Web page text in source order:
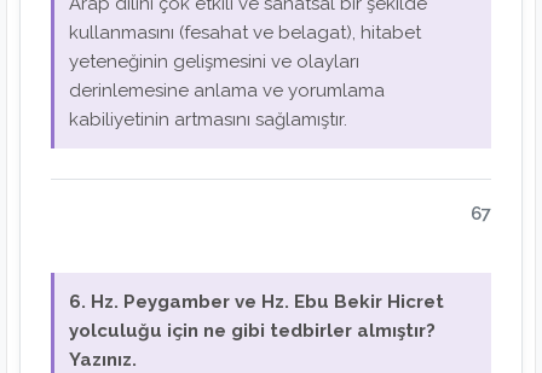
kullanmasını (fesahat ve belagat), hitabet
yeteneğinin gelişmesini ve olayları
derinlemesine anlama ve yorumlama
kabiliyetinin artmasını sağlamıştır.
67
6. Hz. Peygamber ve Hz. Ebu Bekir Hicret
yolculuğu için ne gibi tedbirler almıştır?
Yazınız.